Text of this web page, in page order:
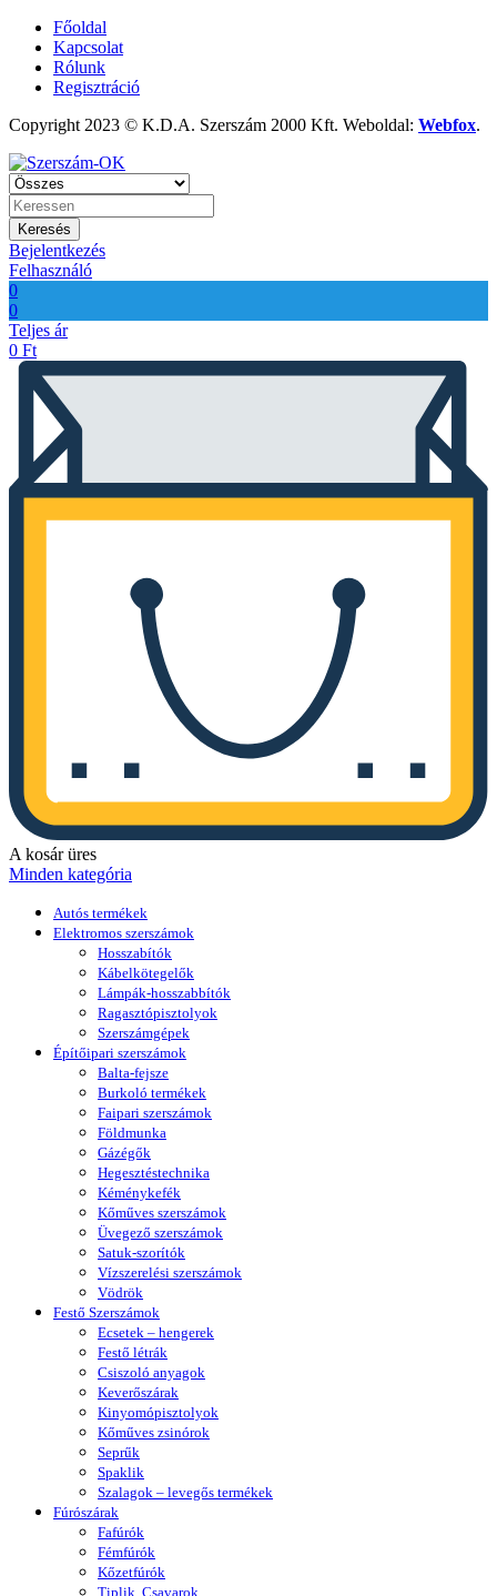
Főoldal
Kapcsolat
Rólunk
Regisztráció
Copyright 2023 © K.D.A. Szerszám 2000 Kft. Weboldal: Webfox.
Keresés
Bejelentkezés
Felhasználó
0
0
Teljes ár
0 Ft
A kosár üres
Minden kategória
Autós termékek
Elektromos szerszámok
Hosszabítók
Kábelkötegelők
Lámpák-hosszabbítók
Ragasztópisztolyok
Szerszámgépek
Építőipari szerszámok
Balta-fejsze
Burkoló termékek
Faipari szerszámok
Földmunka
Gázégők
Hegesztéstechnika
Kéménykefék
Kőműves szerszámok
Üvegező szerszámok
Satuk-szorítók
Vízszerelési szerszámok
Vödrök
Festő Szerszámok
Ecsetek – hengerek
Festő létrák
Csiszoló anyagok
Keverőszárak
Kinyomópisztolyok
Kőműves zsinórok
Seprűk
Spaklik
Szalagok – levegős termékek
Fúrószárak
Fafúrók
Fémfúrók
Kőzetfúrók
Tiplik, Csavarok